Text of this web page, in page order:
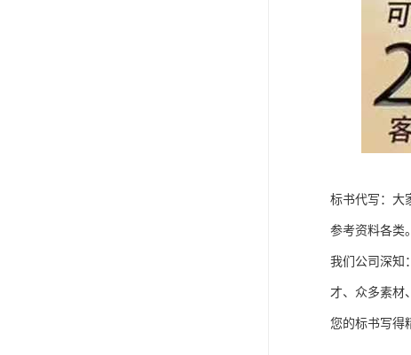
标书代写：大
参考资料各类。
我们公司深知
才、众多素材
您的标书写得